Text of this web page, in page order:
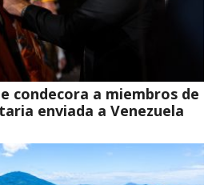
condecora a miembros de
enviada a Venezuela